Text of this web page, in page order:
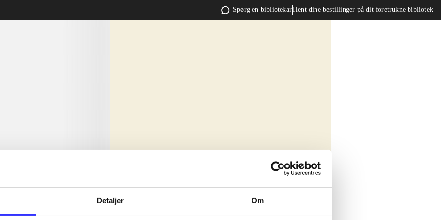
Detaljer Om
Spørg en bibliotekarHent dine bestillinger på dit foretrukne bibliotek
sit amet ...
sit amet ...